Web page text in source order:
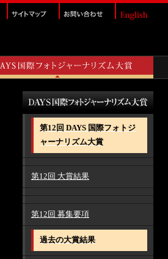
第12回 DAYS 国際フォトジ
ャーナリズム大賞
第12回 大賞結果
第12回 募集要項
過去の大賞結果